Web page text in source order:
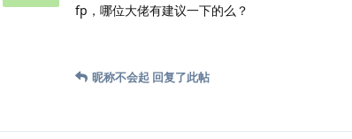
fp，哪位大佬有建议一下的么？
昵称不会起 回复了此帖